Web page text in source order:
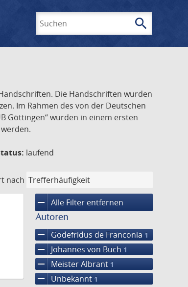
search
Die Handschriften wurden
Im Rahmen des von der Deutschen
Göttingen“ wurden in einem ersten
laufend
nach
remove Alle Filter entfernen
Autoren
remove Godefridus de Franconia 1
remove Johannes von Buch 1
remove Meister Albrant 1
remove Unbekannt 1